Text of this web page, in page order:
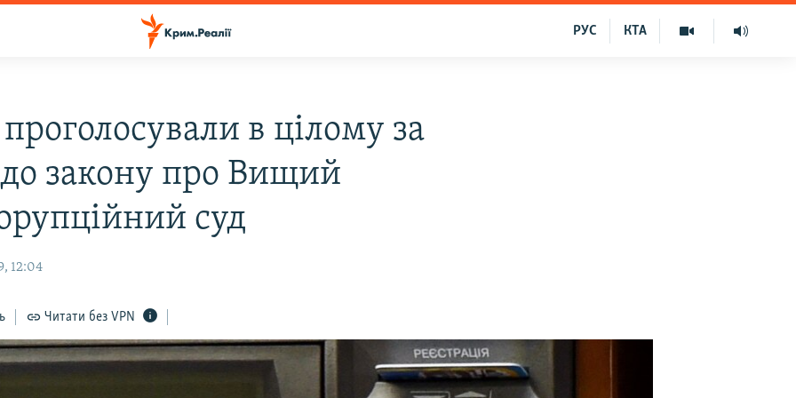
КТА
РУС
проголосували в цілому за
закону про Вищий
суд
12:04
Читати без VPN